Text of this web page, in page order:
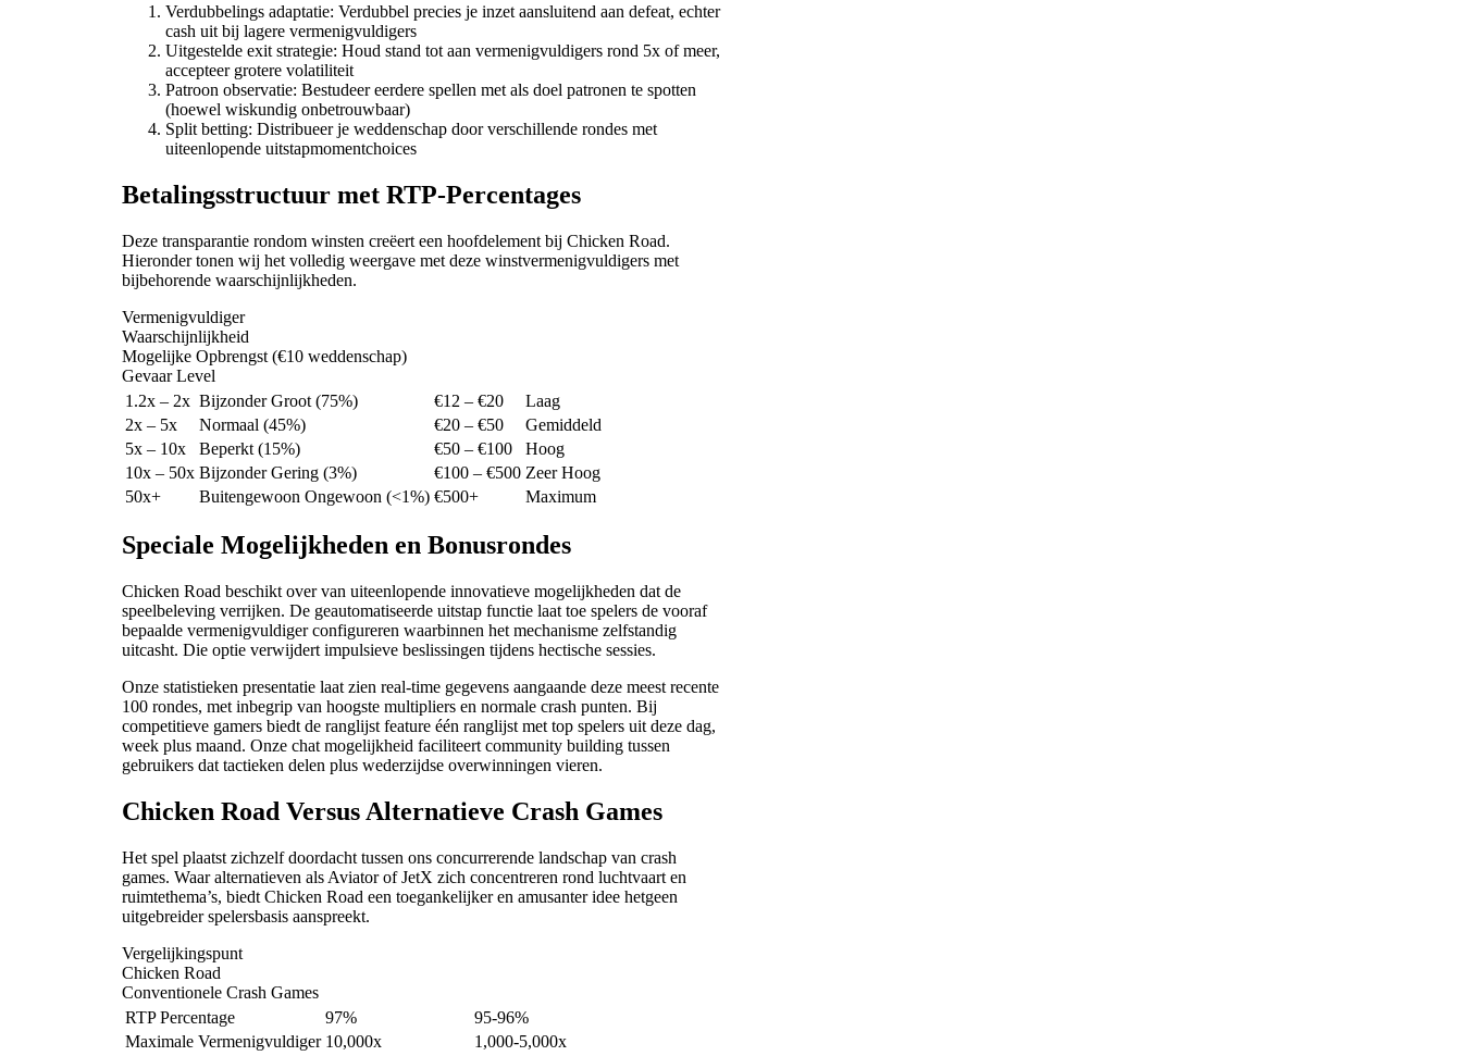
Verdubbelings adaptatie: Verdubbel precies je inzet aansluitend aan defeat, echter
cash uit bij lagere vermenigvuldigers
Uitgestelde exit strategie: Houd stand tot aan vermenigvuldigers rond 5x of meer,
accepteer grotere volatiliteit
Patroon observatie: Bestudeer eerdere spellen met als doel patronen te spotten
(hoewel wiskundig onbetrouwbaar)
Split betting: Distribueer je weddenschap door verschillende rondes met
uiteenlopende uitstapmomentchoices
Betalingsstructuur met RTP-Percentages
Deze transparantie rondom winsten creëert een hoofdelement bij Chicken Road.
Hieronder tonen wij het volledig weergave met deze winstvermenigvuldigers met
bijbehorende waarschijnlijkheden.
Vermenigvuldiger
Waarschijnlijkheid
Mogelijke Opbrengst (€10 weddenschap)
Gevaar Level
1.2x – 2x Bijzonder Groot (75%) €12 – €20
Laag
2x – 5x
Normaal (45%) €20 – €50
Gemiddeld
5x – 10x
Beperkt (15%) €50 – €100
Hoog
10x – 50x Bijzonder Gering (3%) €100 – €500 Zeer Hoog
50x+
Buitengewoon Ongewoon (<1%) €500+ Maximum
Speciale Mogelijkheden en Bonusrondes
Chicken Road beschikt over van uiteenlopende innovatieve mogelijkheden dat de
speelbeleving verrijken. De geautomatiseerde uitstap functie laat toe spelers de vooraf
bepaalde vermenigvuldiger configureren waarbinnen het mechanisme zelfstandig
uitcasht. Die optie verwijdert impulsieve beslissingen tijdens hectische sessies.
Onze statistieken presentatie laat zien real-time gegevens aangaande deze meest recente
100 rondes, met inbegrip van hoogste multipliers en normale crash punten. Bij
competitieve gamers biedt de ranglijst feature één ranglijst met top spelers uit deze dag,
week plus maand. Onze chat mogelijkheid faciliteert community building tussen
gebruikers dat tactieken delen plus wederzijdse overwinningen vieren.
Chicken Road Versus Alternatieve Crash Games
Het spel plaatst zichzelf doordacht tussen ons concurrerende landschap van crash
games. Waar alternatieven als Aviator of JetX zich concentreren rond luchtvaart en
ruimtethema’s, biedt Chicken Road een toegankelijker en amusanter idee hetgeen
uitgebreider spelersbasis aanspreekt.
Vergelijkingspunt
Chicken Road
Conventionele Crash Games
RTP Percentage
97%
95-96%
Maximale Vermenigvuldiger 10,000x 1,000-5,000x